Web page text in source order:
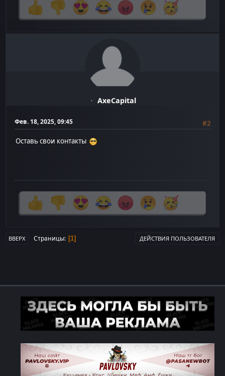
AxeCapital
Фев. 18, 2025, 09:45
#2
Оставь свои контакты
ВВЕРХ Страницы 1 ДЕЙСТВИЯ ПОЛЬЗОВАТЕЛЯ